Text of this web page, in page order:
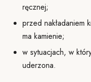
ręcznej;
przed nakładaniem
ma kamienie;
w sytuacjach, w
uderzona.